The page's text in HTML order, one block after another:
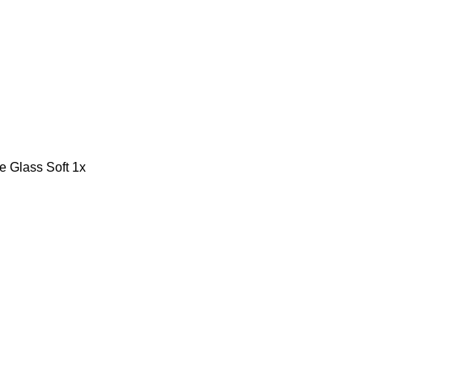
Glass Soft 1x